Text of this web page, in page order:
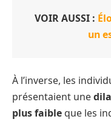
VOIR AUSSI :
un
À l’inverse, les
présentaient une
plus faible que les